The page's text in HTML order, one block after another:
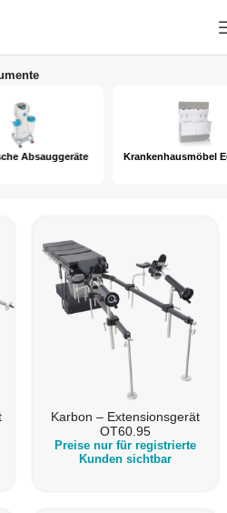
Krankenhausmöbel Edelstahl
Karbon – Extensionsgerät
OT60.95
Preise nur für registrierte
Kunden sichtbar